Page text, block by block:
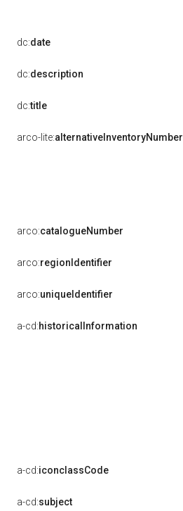
dc:date
dc:description
dc:title
arco-lite:alternativeInventoryNumber
arco:catalogueNumber
arco:regionIdentifier
arco:uniqueIdentifier
a-cd:historicalInformation
a-cd:iconclassCode
a-cd:subject